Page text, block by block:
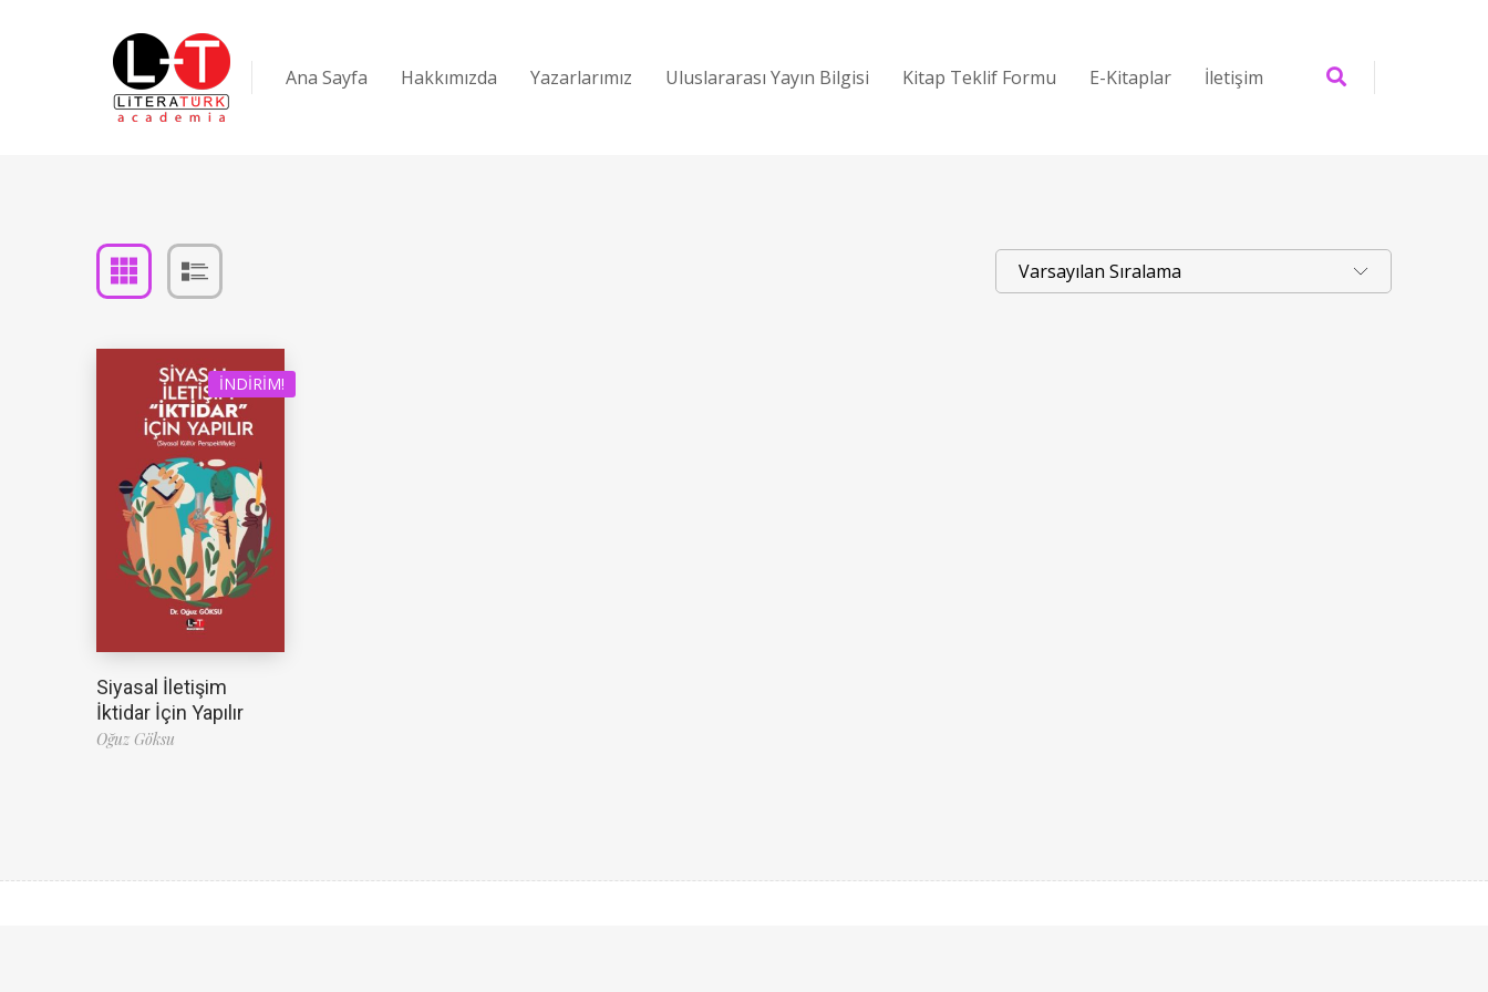
Ana Sayfa Hakkımızda Yazarlarımız Uluslararası Yayın Bilgisi Kitap Teklif Formu E-Kitaplar İletişim
İNDIRIM!
Siyasal İletişim
İktidar İçin Yapılır
Oğuz Göksu